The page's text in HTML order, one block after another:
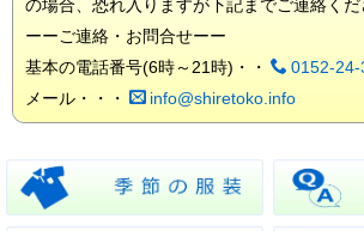
の場合、恐れ入りますが下記までご連絡くだ
ーーご連絡・お問合せーー
基本の電話番号(6時～21時)・・
0152-24-
メール・・・
info@shiretoko.info